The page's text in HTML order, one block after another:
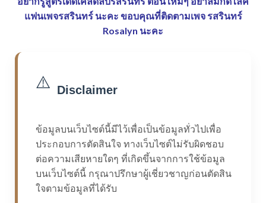
แฟนเพจรสรินทร์ นะคะ ขอบคุณที่ติดตามเพจ รสรินทร์
Rosalyn นะคะ
⚠️ Disclaimer
ข้อมูลบนเว็บไซต์นี้มีไว้เพื่อเป็นข้อมูลทั่วไปเพื่อ
ประกอบการตัดสินใจ ทางเว็บไซต์ไม่รับผิดชอบ
ต่อความเสียหายใดๆ ที่เกิดขึ้นจากการใช้ข้อมูล
บนเว็บไซต์นี้ กรุณาปรึกษาผู้เชี่ยวชาญก่อนตัดสิน
ใจตามข้อมูลที่ได้รับ